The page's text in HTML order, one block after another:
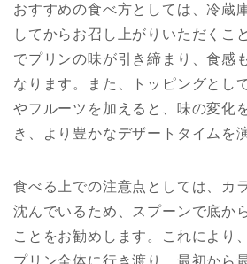
おすすめの食べ方としては、冷蔵
してからお召し上がりいただくこ
でプリンの味が引き締まり、食感
なります。また、トッピングとし
やフルーツを加えると、味の変化
き、より豊かなデザートタイムを
食べる上での注意点としては、カ
沈んでいるため、スプーンで底か
ことをお勧めします。これにより
プリン全体に行き渡り、最初から